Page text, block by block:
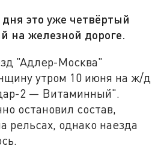
это уже четвёртый
на железной дороге.
"Адлер-Москва"
утром 10 июня на ж/д
2 — Витаминный".
остановил состав,
рельсах, однако наезда